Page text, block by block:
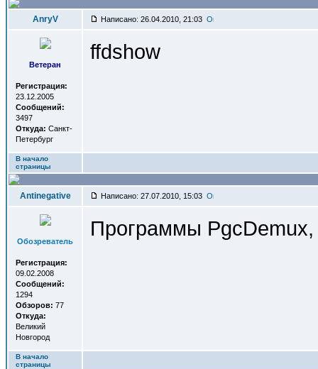
AnryV Написано: 26.04.2010, 21:03
Ветеран
Регистрация:
23.12.2005
Сообщений:
3497
Откуда: Санкт-
Петербург
ffdshow
В начало
страницы
Antinegative Написано: 27.07.2010, 15:03
Обозреватель
Регистрация:
09.02.2008
Сообщений:
1294
Обзоров: 77
Откуда:
Великий
Новгород
Программы PgcDemux,
В начало
страницы